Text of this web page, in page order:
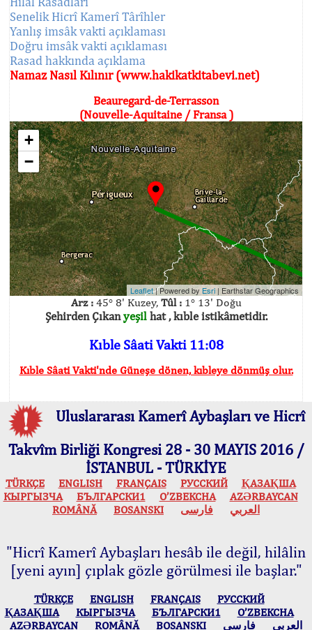
Senelik Hicrî Kamerî Târîhler
Yanlış imsâk vakti açıklaması
Doğru imsâk vakti açıklaması
Rasad hakkında açıklama
Namaz Nasıl Kılınır (www.hakikatkitabevi.net)
Beauregard-de-Terrasson
(Nouvelle-Aquitaine / Fransa )
+
−
Leaflet| Powered by Esri | Earthstar Geographics
Arz :45° 8' Kuzey, Tûl :1° 13' Doğu
Şehirden Çıkanyeşilhat , kıble istikâmetidir.
Kıble Sâati Vakti 11:08
Kıble Sâati Vakti'nde Güneşe dönen, kıbleye dönmüş olur.
Uluslararası Kamerî Aybaşları ve Hicrî
Takvîm Birliği Kongresi 28 - 30 MAYIS 2016 /
İSTANBUL - TÜRKİYE
TÜRKÇE ENGLISH FRANÇAIS РУССКИЙ
ҚАЗАҚША
КЫPГЫЗЧA
БЪЛГАРСКИ1 O’ZBEKCHA
AZӘRBAYCAN
ROMÂNĂ
BOSANSKI العربي فارسی
"Hicrî Kamerî Aybaşları hesâb ile değil, hilâlin
[yeni ayın] çıplak gözle görülmesi ile başlar."
TÜRKÇE ENGLISH FRANÇAIS
РУССКИЙ
ҚАЗАҚША
КЫPГЫЗЧA БЪЛГАРСКИ1
O’ZBEKCHA
AZӘRBAYCAN
ROMÂNĂ BOSANSKI العربي فارسی